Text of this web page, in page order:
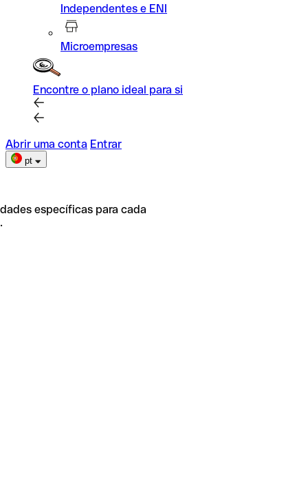
Independentes e ENI
Microempresas
Encontre o plano ideal para si
Abrir uma conta Entrar
pt
específicas para cada